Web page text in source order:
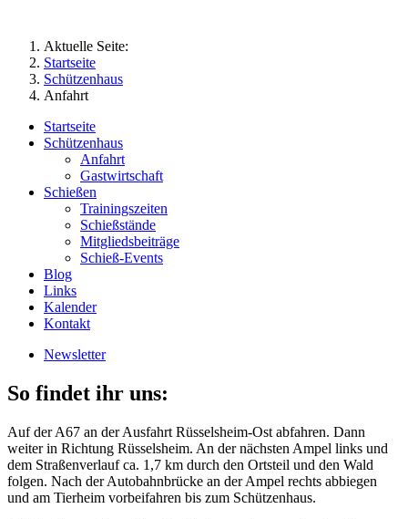
Aktuelle Seite:
Startseite
Schützenhaus
Anfahrt
Startseite
Schützenhaus
Anfahrt
Gastwirtschaft
Schießen
Trainingszeiten
Schießstände
Mitgliedsbeiträge
Schieß-Events
Blog
Links
Kalender
Kontakt
Newsletter
So findet ihr uns:
Auf der A67 an der Ausfahrt Rüsselsheim-Ost abfahren. Dann
weiter in Richtung Rüsselsheim. An der nächsten Ampel links und
dem Straßenverlauf ca. 1,7 km durch den Ortsteil und den Wald
folgen. Nach der Autobahnbrücke an der Ampel rechts abbiegen
und am Tierheim vorbeifahren bis zum Schützenhaus.